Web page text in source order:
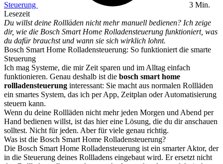
Steuerung
3 Min.
Lesezeit
Du willst deine Rollläden nicht mehr manuell bedienen? Ich zeige
dir, wie die Bosch Smart Home Rolladensteuerung funktioniert, was
du dafür brauchst und wann sie sich wirklich lohnt.
Bosch Smart Home Rolladensteuerung: So funktioniert die smarte
Steuerung
Ich mag Systeme, die mir Zeit sparen und im Alltag einfach
funktionieren. Genau deshalb ist die bosch smart home
rollladensteuerung interessant: Sie macht aus normalen Rollläden
ein smartes System, das ich per App, Zeitplan oder Automatisierung
steuern kann.
Wenn du deine Rollläden nicht mehr jeden Morgen und Abend per
Hand bedienen willst, ist das hier eine Lösung, die du dir anschauen
solltest. Nicht für jeden. Aber für viele genau richtig.
Was ist die Bosch Smart Home Rolladensteuerung?
Die Bosch Smart Home Rolladensteuerung ist ein smarter Aktor, der
in die Steuerung deines Rollladens eingebaut wird. Er ersetzt nicht